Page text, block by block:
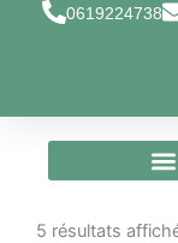
0619224738
5 résultats